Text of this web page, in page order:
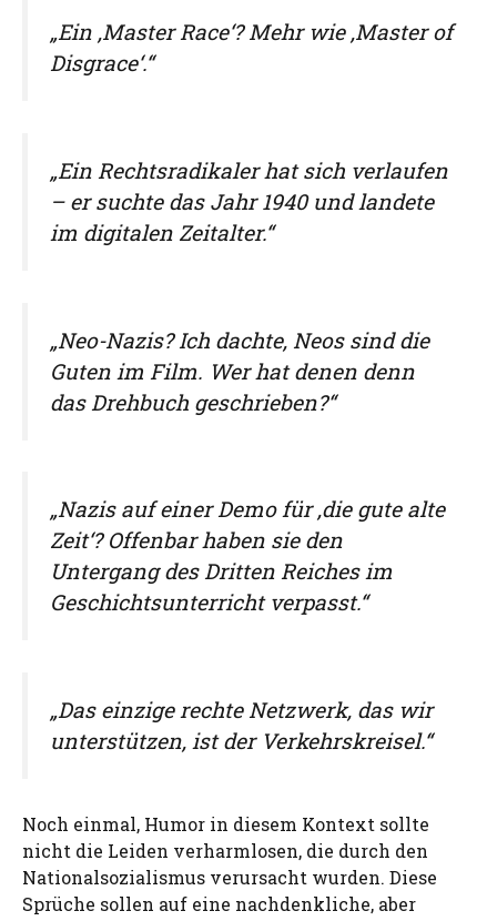
„Ein ‚Master Race‘? Mehr wie ‚Master of
Disgrace‘.“
„Ein Rechtsradikaler hat sich verlaufen
– er suchte das Jahr 1940 und landete
im digitalen Zeitalter.“
„Neo-Nazis? Ich dachte, Neos sind die
Guten im Film. Wer hat denen denn
das Drehbuch geschrieben?“
„Nazis auf einer Demo für ‚die gute alte
Zeit‘? Offenbar haben sie den
Untergang des Dritten Reiches im
Geschichtsunterricht verpasst.“
„Das einzige rechte Netzwerk, das wir
unterstützen, ist der Verkehrskreisel.“
Noch einmal, Humor in diesem Kontext sollte
nicht die Leiden verharmlosen, die durch den
Nationalsozialismus verursacht wurden. Diese
Sprüche sollen auf eine nachdenkliche, aber